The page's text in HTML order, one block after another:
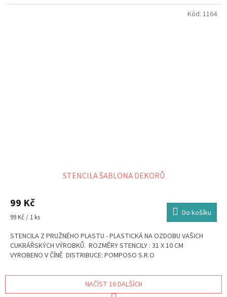
STENCILA ŠABLONA DEKORŮ
99 Kč
Měrná
99 Kč / 1 ks Do košíku
STENCILA Z PRUŽNÉHO PLASTU - PLASTICKÁ NA OZDOBU VAŠICH
CUKRÁŘSKÝCH VÝROBKŮ. ROZMĚRY STENCILY : 31 X 10 CM
VYROBENO V ČÍNĚ DISTRIBUCE: POMPOSO S.R.O
Kód: 1164
NAČÍST 16 DALŠÍCH